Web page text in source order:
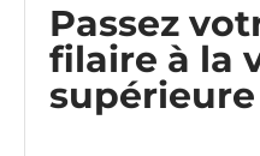
Passez
filaire à la
supérieure